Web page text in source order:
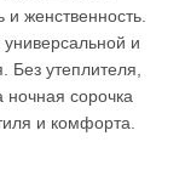
женственность.
и
утеплителя,
ночная сорочка
и комфорта.